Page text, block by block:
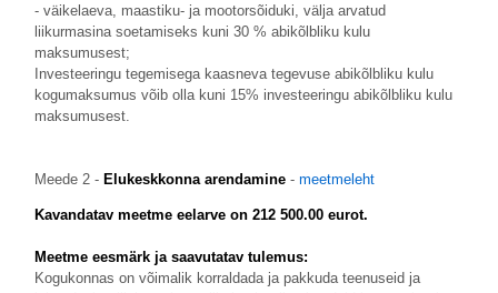
- väikelaeva, maastiku- ja mootorsõiduki, välja arvatud
liikurmasina soetamiseks kuni 30 % abikõlbliku kulu
maksumusest;
Investeeringu tegemisega kaasneva tegevuse abikõlbliku kulu
kogumaksumus võib olla kuni 15% investeeringu abikõlbliku kulu
maksumusest.
Meede 2 - Elukeskkonna arendamine- meetmeleht
Kavandatav meetme eelarve on 212 500.00 eurot.
Meetme eesmärk ja saavutatav tulemus:
Kogukonnas on võimalik korraldada ja pakkuda teenuseid ja